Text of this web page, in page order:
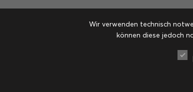
Wir verwenden technisch
können diese jedoch